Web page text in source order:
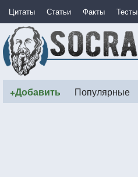
Цитаты Статьи Факты Тесты
+Добавить Популярные